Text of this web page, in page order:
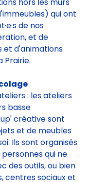
hors les murs
qui ont
de nos
et de
d'animations
: les ateliers
basse
créative sont
et de meubles
Ils sont organisés
qui ne